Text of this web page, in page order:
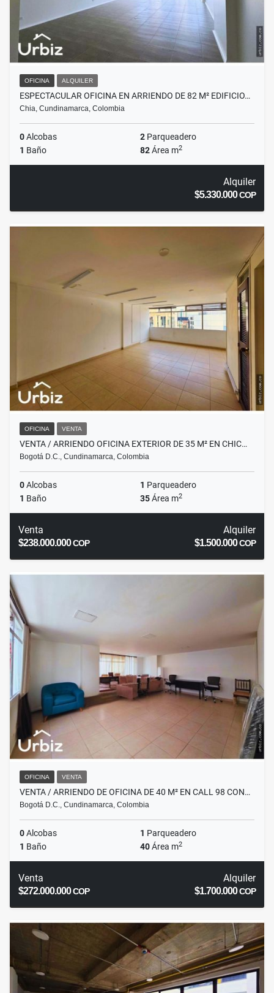
OFICINA ALQUILER
ESPECTACULAR OFICINA EN ARRIENDO DE 82 M² EDIFICIO…
Chia, Cundinamarca, Colombia
0Alcobas 2 Parqueadero
1 Baño 82Área m2
Alquiler
$5.330.000COP
OFICINA VENTA
VENTA / ARRIENDO OFICINA EXTERIOR DE 35 M² EN CHIC…
Bogotá D.C., Cundinamarca, Colombia
0Alcobas 1 Parqueadero
1 Baño 35Área m2
Venta
$238.000.000COP
Alquiler
$1.500.000COP
OFICINA VENTA
VENTA / ARRIENDO DE OFICINA DE 40 M² EN CALL 98 CON…
Bogotá D.C., Cundinamarca, Colombia
0Alcobas 1 Parqueadero
1 Baño 40Área m2
Venta
$272.000.000COP
Alquiler
$1.700.000COP